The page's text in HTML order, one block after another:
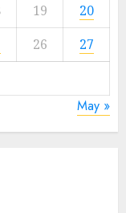
19
20
26
27
May »